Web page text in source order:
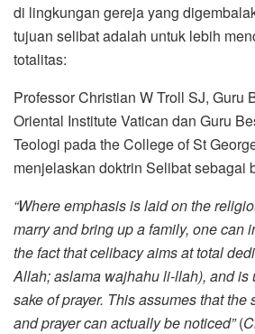
di lingkungan gereja yang
tujuan selibat adalah untuk lebih
totalitas:
Professor Christian W Troll SJ, Guru
Oriental Institute Vatican dan Guru
Teologi pada the College of St
menjelaskan doktrin Selibat sebagai
“Where emphasis is laid on the
marry and bring up a family, one can
the fact that celibacy aims at total
Allah; aslama wajhahu li-llah), and is
sake of prayer. This assumes that
and prayer can actually be noticed”(